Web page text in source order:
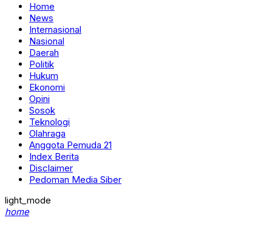
Home
News
Internasional
Nasional
Daerah
Politik
Hukum
Ekonomi
Opini
Sosok
Teknologi
Olahraga
Anggota Pemuda 21
Index Berita
Disclaimer
Pedoman Media Siber
light_mode
home